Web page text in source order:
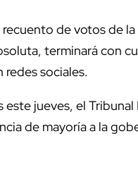
recuento de votos de
terminará con
redes sociales.
este jueves, el
de mayoría a la